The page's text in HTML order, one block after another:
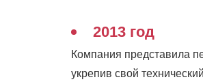
2013 год
Компания представила
укрепив свой